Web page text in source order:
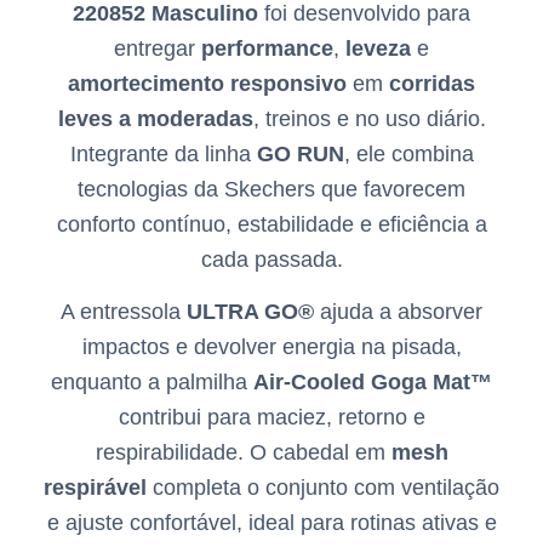
220852 Masculino foi desenvolvido para
entregar performance, leveza e
amortecimento responsivo em corridas
leves a moderadas, treinos e no uso diário.
Integrante da linha GO RUN, ele combina
tecnologias da Skechers que favorecem
conforto contínuo, estabilidade e eficiência a
cada passada.
A entressola ULTRA GO® ajuda a absorver
impactos e devolver energia na pisada,
enquanto a palmilha Air-Cooled Goga Mat™
contribui para maciez, retorno e
respirabilidade. O cabedal em mesh
respirável completa o conjunto com ventilação
e ajuste confortável, ideal para rotinas ativas e